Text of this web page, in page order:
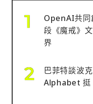
OpenAI共同
段《魔戒》
界
巴菲特談波
Alphabet 挺